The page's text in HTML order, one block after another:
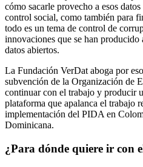
cómo sacarle provecho a esos
control social, como también para
todo es un tema de control de
innovaciones que se han
datos abiertos.
La Fundación VerDat aboga por
subvención de la Organización de
continuar con el trabajo y producir
plataforma que apalanca el trabajo
implementación del PIDA en
Dominicana.
¿Para dónde quiere ir con